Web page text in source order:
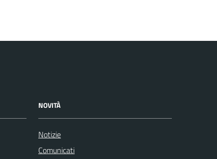
NOVITÀ
Notizie
Comunicati